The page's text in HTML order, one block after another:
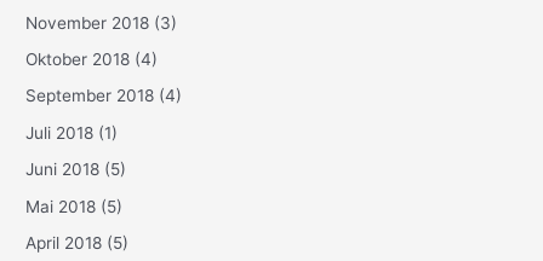
November 2018 (3)
Oktober 2018 (4)
September 2018 (4)
Juli 2018 (1)
Juni 2018 (5)
Mai 2018 (5)
April 2018 (5)